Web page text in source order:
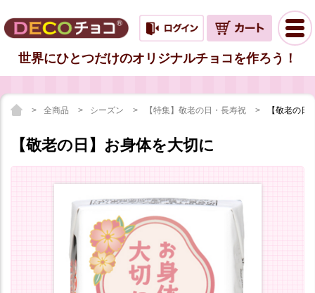
世界にひとつだけのオリジナルチョコを作ろう！
全商品 シーズン 【特集】敬老の日・長寿祝 【敬老の日
【敬老の日】お身体を大切に